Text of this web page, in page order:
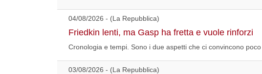
04/08/2026 - (La Repubblica)
Friedkin lenti, ma Gasp ha fretta e vuole rinforzi
Cronologia e tempi. Sono i due aspetti che ci convincono
03/08/2026 - (La Repubblica)